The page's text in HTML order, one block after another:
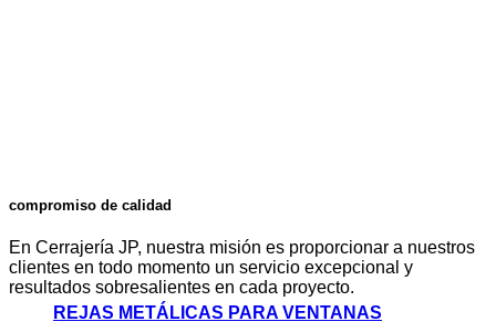
REJAS METÁLICAS PARA VENTANAS
compromiso de calidad
En Cerrajería JP, nuestra misión es proporcionar a nuestros
clientes en todo momento un servicio excepcional y
resultados sobresalientes en cada proyecto.